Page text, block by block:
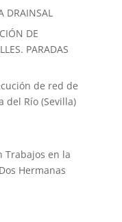
DRAINSAL
DE
PARADAS
de red de
del Río (Sevilla)
Trabajos en la
Hermanas